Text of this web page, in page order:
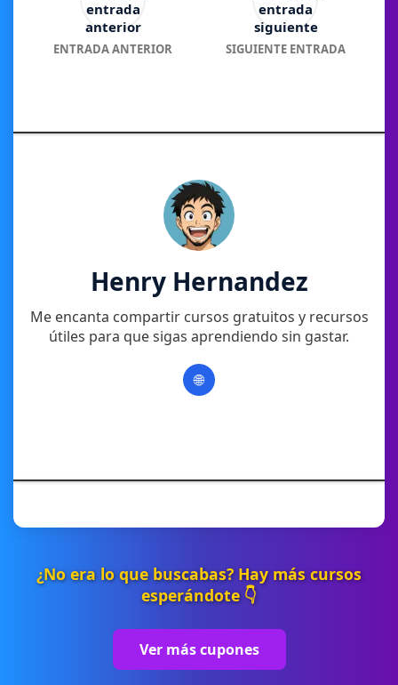
ENTRADA ANTERIOR SIGUIENTE ENTRADA
Henry Hernandez
Me encanta compartir cursos gratuitos y recursos
útiles para que sigas aprendiendo sin gastar.
🌐
¿No era lo que buscabas? Hay más cursos
esperándote 👇
Ver más cupones